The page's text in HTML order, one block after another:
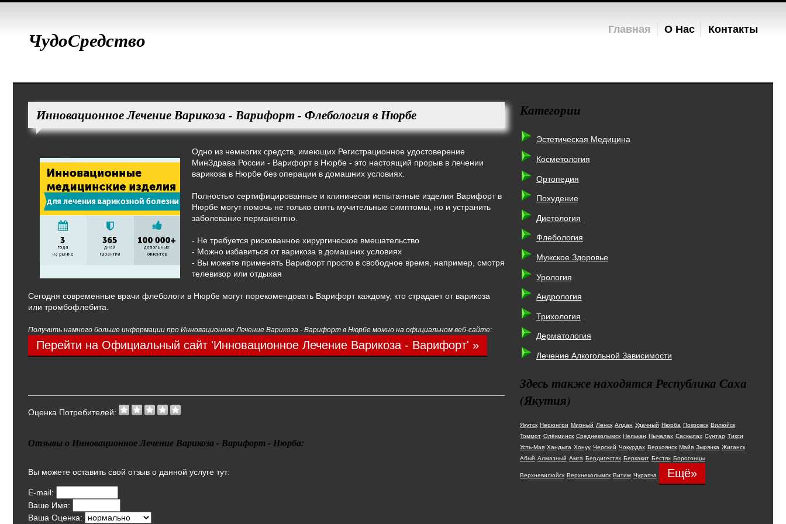
ЧудоСредство Главная О Нас Контакты
Инновационное Лечение Варикоза - Варифорт - Флебология в Нюрбе
Одно из немногих средств, имеющих Регистрационное удостоверение
МинЗдрава России - Варифорт в Нюрбе - это настоящий прорыв в лечении
варикоза в Нюрбе без операции в домашних условиях.
Полностью сертифицированные и клинически испытанные изделия Варифорт в
Нюрбе могут помочь не только снять мучительные симптомы, но и устранить
заболевание перманентно.
- Не требуется рискованное хирургическое вмешательство
- Можно избавиться от варикоза в домашних условиях
- Вы можете применять Варифорт просто в свободное время, например, смотря
телевизор или отдыхая
Сегодня современные врачи флебологи в Нюрбе могут порекомендовать Варифорт каждому, кто страдает от варикоза
или тромбофлебита.
Получить намного больше информации про Инновационное Лечение Варикоза - Варифорт в Нюрбе можно на официальном веб-сайте:
Перейти на Официальный сайт 'Инновационное Лечение Варикоза - Варифорт' »
Оценка Потребителей:
Отзывы о Инновационное Лечение Варикоза - Варифорт - Нюрба:
Вы можете оставить свой отзыв о данной услуге тут:
E-mail:
Ваше Имя:
Ваша Оценка:
Категории
Эстетическая Медицина
Косметология
Ортопедия
Похудение
Диетология
Флебология
Мужское Здоровье
Урология
Андрология
Трихология
Дерматология
Лечение Алкогольной Зависимости
Здесь также находятся Республика Саха
(Якутия)
Якутск Нерюнгри Мирный Ленск Алдан Удачный Нюрба Покровск Вилюйск
Томмот Олёкминск Среднеколымск Нелькан Нычалах Саскылах Сунтар Тикси
Усть-Мая Хандыга Хонуу Черский Чокурдах Верхоянск Майя Зырянка Жиганск
Абый Алмазный Амга Бердигестях Беркакит Бестях Борогонцы
Верхневилюйск Верхнеколымск Витим Чурапча Ещё»